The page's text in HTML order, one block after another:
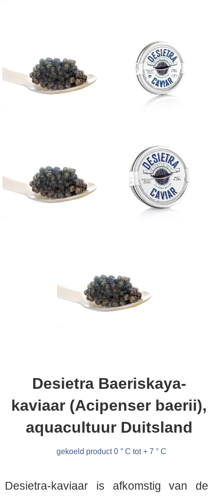
Desietra Baeriskaya-
kaviaar (Acipenser baerii),
aquacultuur Duitsland
gekoeld product 0 ° C tot + 7 ° C
Desietra-kaviaar is afkomstig van de